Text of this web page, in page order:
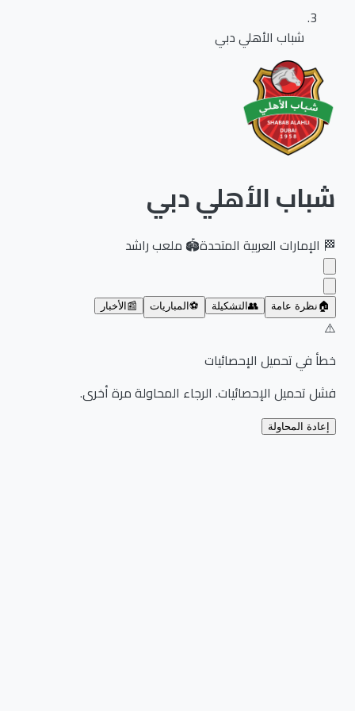
شباب الأهلي دبي
شباب الأهلي دبي
الإمارات العربية المتحدة🏟️ملعب راشد
نظرة عامة 👥 التشكيلة ⚽ المباريات 📰 الأخبار
خطأ في تحميل الإحصائيات
فشل تحميل الإحصائيات. الرجاء المحاولة مرة أخرى.
إعادة المحاولة